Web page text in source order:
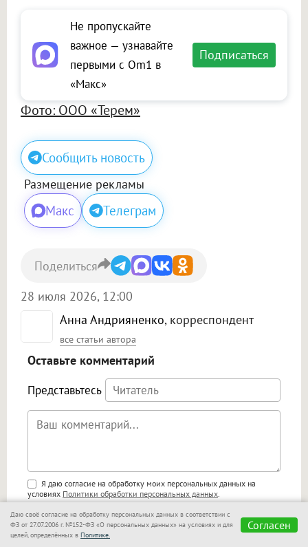
Не пропускайте
важное — узнавайте
первыми с Om1 в
«Макс»
Подписаться
Фото: ООО «Терем»
Сообщить новость
Размещение рекламы
Макс Телеграм
Анна Андрияненко, корреспондент
все статьи автора
28 июля 2026, 12:00
Поделиться
Оставьте комментарий
Представьтесь
Поддержка HTML
<small>, <sup>, <sub>, <pre>, <ul>, <ol>, <li>,
<blockquote>, <code> экранирует HTML,
адреса URL автоматически становятся
Я даю согласие на обработку моих персональных данных на
условиях Политики обработки персональных данных
Я ознакомлен(а) и согласен(а) с
🙂
Даю своё согласие на обработку персональных данных в соответствии с
ФЗ от 27.07.2006 г. №152-ФЗ «О персональных данных» на условиях и для
целей, определённых в Политике.
Согласен